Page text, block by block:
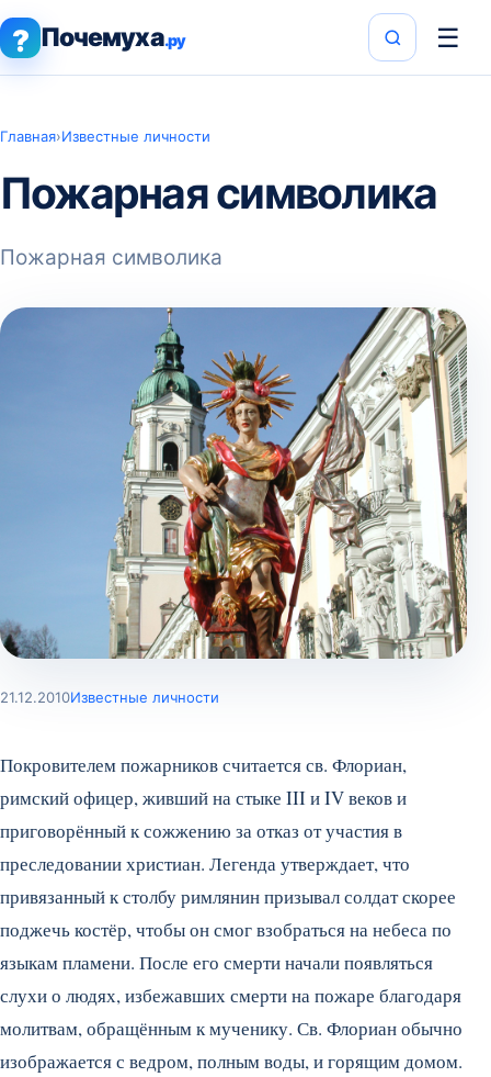
? Почемуха.ру ☰
Главная›Известные личности
Пожарная символика
Пожарная символика
21.12.2010Известные личности
Покровителем пожарников считается св. Флориан,
римский офицер, живший на стыке III и IV веков и
приговорённый к сожжению за отказ от участия в
преследовании христиан. Легенда утверждает, что
привязанный к столбу римлянин призывал солдат скорее
поджечь костёр, чтобы он смог взобраться на небеса по
языкам пламени. После его смерти начали появляться
слухи о людях, избежавших смерти на пожаре благодаря
молитвам, обращённым к мученику. Св. Флориан обычно
изображается с ведром, полным воды, и горящим домом.